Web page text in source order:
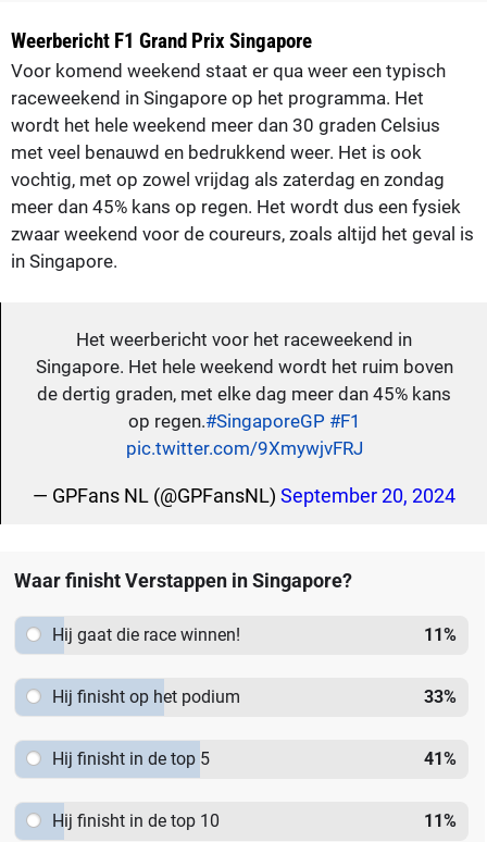
Weerbericht F1 Grand Prix Singapore
Voor komend weekend staat er qua weer een typisch
raceweekend in Singapore op het programma. Het
wordt het hele weekend meer dan 30 graden Celsius
met veel benauwd en bedrukkend weer. Het is ook
vochtig, met op zowel vrijdag als zaterdag en zondag
meer dan 45% kans op regen. Het wordt dus een fysiek
zwaar weekend voor de coureurs, zoals altijd het geval is
in Singapore.
Het weerbericht voor het raceweekend in
Singapore. Het hele weekend wordt het ruim boven
de dertig graden, met elke dag meer dan 45% kans
op regen.#SingaporeGP #F1
pic.twitter.com/9XmywjvFRJ
— GPFans NL (@GPFansNL) September 20, 2024
Waar finisht Verstappen in Singapore?
Hij gaat die race winnen! 11%
Hij finisht op het podium 33%
Hij finisht in de top 5 41%
Hij finisht in de top 10 11%